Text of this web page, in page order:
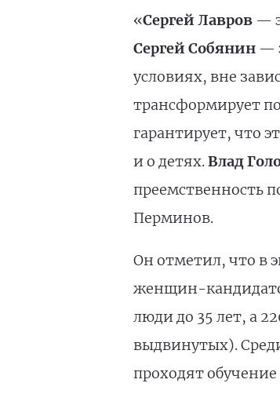
«Сергей Лавров —
Сергей Собянин —
условиях, вне
трансформирует
гарантирует, что
и о детях.Влад
преемственность
Перминов.
Он отметил, что в
женщин-
люди до 35 лет, а
выдвинутых).
проходят